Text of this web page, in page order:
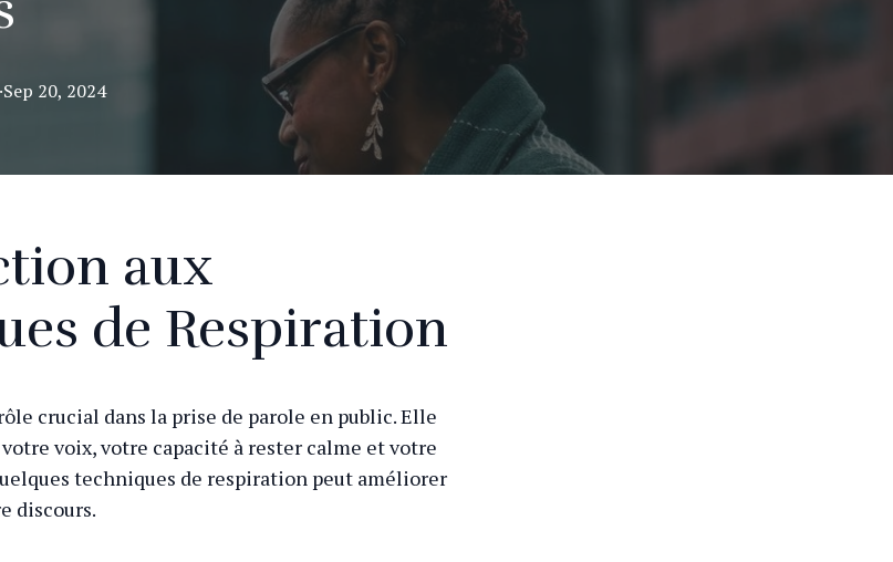
Sep 20, 2024
·
aux
de Respiration
crucial dans la prise de parole en public. Elle
voix, votre capacité à rester calme et votre
techniques de respiration peut améliorer
discours.